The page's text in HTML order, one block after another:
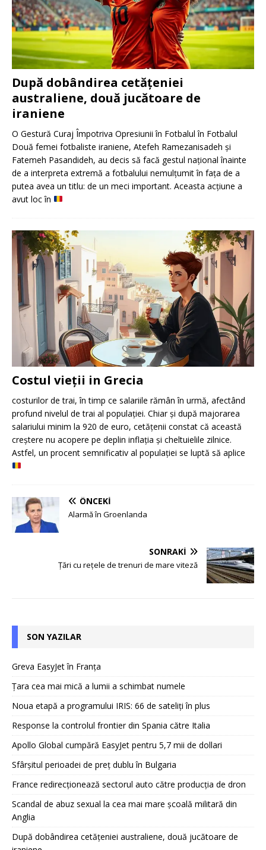
După dobândirea cetățeniei
australiene, două jucătoare de
iraniene
O Gestură Curaj Împotriva Opresiunii în Fotbalul în Fotbalul
Două femei fotbaliste iraniene, Atefeh Ramezanisadeh și
Fatemeh Pasandideh, au decis să facă gestul național înainte
de a interpreta extremă a fotbalului nemulțumit în fața de a
putea avea un titlu: de un meci important. Aceasta acțiune a
avut loc în
Costul vieții in Grecia
costurilor de trai, în timp ce salariile rămân în urmă, afectând
profund nivelul de trai al populației. Chiar și după majorarea
salariului minim la 920 de euro, cetățenii constat că această
creștere nu acopere pe deplin inflația și cheltuielile zilnice.
Astfel, un procent semnificativ al populației se luptă să aplice
ÖNCEKI
Alarmă în Groenlanda
SONRAKI
Țări cu rețele de trenuri de mare viteză
SON YAZILAR
Greva EasyJet în Franța
Țara cea mai mică a lumii a schimbat numele
Noua etapă a programului IRIS: 66 de sateliți în plus
Response la controlul frontier din Spania către Italia
Apollo Global cumpără EasyJet pentru 5,7 mii de dollari
Sfârșitul perioadei de preț dublu în Bulgaria
France redirecționează sectorul auto către producția de dron
Scandal de abuz sexual la cea mai mare școală militară din
Anglia
După dobândirea cetățeniei australiene, două jucătoare de